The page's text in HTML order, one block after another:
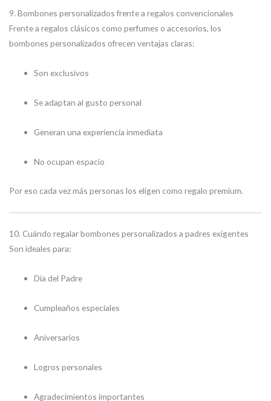
9. Bombones personalizados frente a regalos convencionales
Frente a regalos clásicos como perfumes o accesorios, los
bombones personalizados ofrecen ventajas claras:
Son exclusivos
Se adaptan al gusto personal
Generan una experiencia inmediata
No ocupan espacio
Por eso cada vez más personas los eligen como regalo premium.
10. Cuándo regalar bombones personalizados a padres exigentes
Son ideales para:
Día del Padre
Cumpleaños especiales
Aniversarios
Logros personales
Agradecimientos importantes